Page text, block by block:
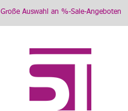
Große Auswahl an %-Sale-Angeboten